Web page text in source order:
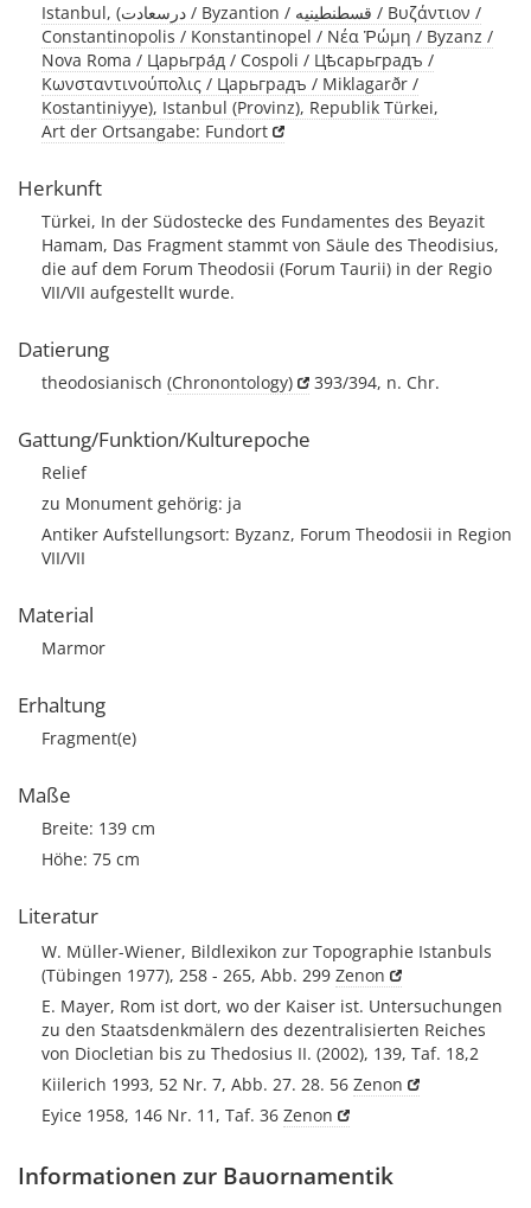
Istanbul, (درسعادت / Byzantion / قسطنطينيه / Βυζάντιον /
Constantinopolis / Konstantinopel / Νέα Ῥώμη / Byzanz /
Nova Roma / Царьгра́д / Cospoli / Цѣсарьградъ /
Κωνσταντινούπολις / Царьградъ / Miklagarðr /
Kostantiniyye), Istanbul (Provinz), Republik Türkei,
Art der Ortsangabe: Fundort
Herkunft
Türkei, In der Südostecke des Fundamentes des Beyazit
Hamam, Das Fragment stammt von Säule des Theodisius,
die auf dem Forum Theodosii (Forum Taurii) in der Regio
VII/VII aufgestellt wurde.
Datierung
theodosianisch (Chronontology) 393/394, n. Chr.
Gattung/Funktion/Kulturepoche
Relief
zu Monument gehörig: ja
Antiker Aufstellungsort: Byzanz, Forum Theodosii in Region
VII/VII
Material
Marmor
Erhaltung
Fragment(e)
Maße
Breite: 139 cm
Höhe: 75 cm
Literatur
W. Müller-Wiener, Bildlexikon zur Topographie Istanbuls
(Tübingen 1977), 258 - 265, Abb. 299 Zenon
E. Mayer, Rom ist dort, wo der Kaiser ist. Untersuchungen
zu den Staatsdenkmälern des dezentralisierten Reiches
von Diocletian bis zu Thedosius II. (2002), 139, Taf. 18,2
Kiilerich 1993, 52 Nr. 7, Abb. 27. 28. 56 Zenon
Eyice 1958, 146 Nr. 11, Taf. 36 Zenon
Informationen zur Bauornamentik